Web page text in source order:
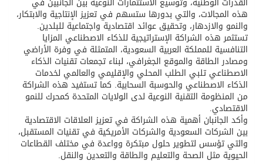
هذه المجالات، والتي بدورها ستسهم في تعزيز الإنتاجية والابتكار،
والنمو والازدهار، وتحقيق عوائد اقتصادية واجتماعية للبلدين.
تستثمر هذه الشراكة الإستراتيجية للذكاء الاصطناعي المزايا
التنافسية للمملكة العربية السعودية، المتمثلة في وفرة الأراضي
ومصادر الطاقة والموقع الجغرافي، لبناء تجمعات تقنيات الذكاء
الاصطناعي تلبي الطلب المحلي والإقليمي والعالمي لخدمات
الذكاء الاصطناعي والحوسبة السحابية. كما تستفيد هذه الشراكة
من المنظومة التقنية النوعية لدى الولايات المتحدة كمحرك للنمو
الاقتصادي.
وأكد الجانبان أهمية هذه الشراكة في تعزيز العلاقات الاقتصادية
بين الشركات السعودية والشركات الأمريكية في تقنيات المستقبل،
والتي تؤسس لتطوير حلول مبتكرة وواعدة في مختلف القطاعات
الحيوية مثل الصحة والتعليم والطاقة والتعدين والنقل.